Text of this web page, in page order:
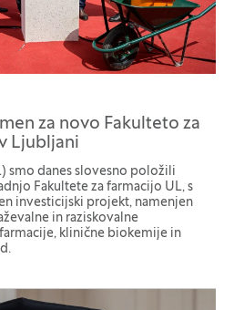
za novo Fakulteto za
Ljubljani
smo danes slovesno položili
Fakultete za farmacijo UL, s
investicijski projekt, namenjen
in raziskovalne
klinične biokemije in